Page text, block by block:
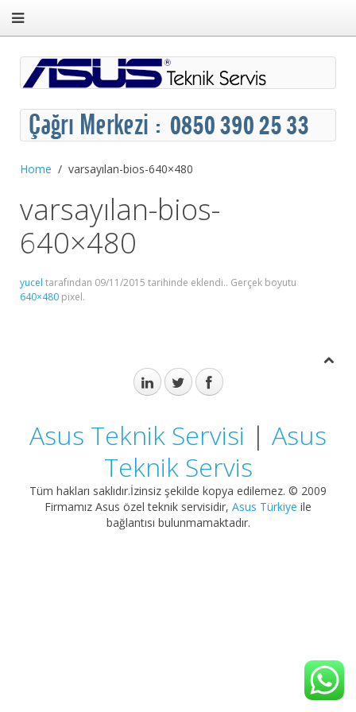
Home varsayılan-bios-640×480
varsayılan-bios-
640×480
yucel tarafından 09/11/2015 tarihinde eklendi.. Gerçek boyutu
640×480 pixel.
Asus Teknik Servisi | Asus
Teknik Servis
Tüm hakları saklıdır.İzinsiz şekilde kopya edilemez. © 2009
Firmamız Asus özel teknik servisidir, Asus Türkiye ile
bağlantısı bulunmamaktadır.